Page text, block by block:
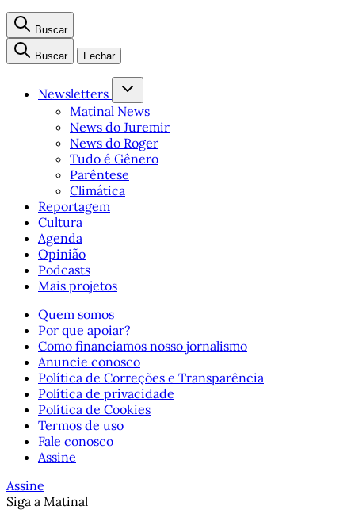
Buscar
Buscar Fechar
Newsletters
Matinal News
News do Juremir
News do Roger
Tudo é Gênero
Parêntese
Climática
Reportagem
Cultura
Agenda
Opinião
Podcasts
Mais projetos
Quem somos
Por que apoiar?
Como financiamos nosso jornalismo
Anuncie conosco
Política de Correções e Transparência
Política de privacidade
Política de Cookies
Termos de uso
Fale conosco
Assine
Assine
Siga a Matinal